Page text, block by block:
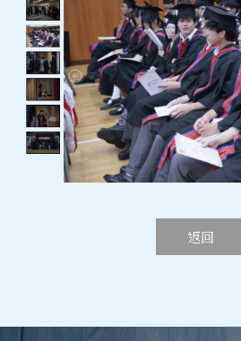
返回